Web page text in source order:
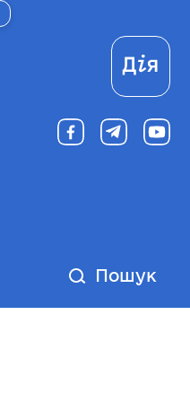
Пошук